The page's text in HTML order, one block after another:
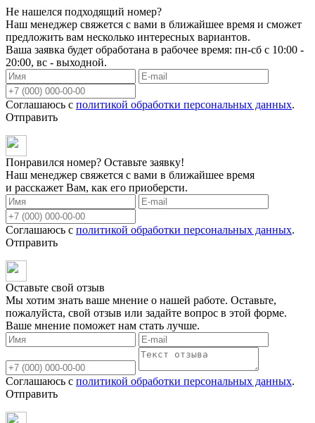
Не нашелся подходящий номер?
Наш менеджер свяжется с вами в ближайшее время и сможет
предложить вам несколько интересных вариантов.
Ваша заявка будет обработана в рабочее время: пн-сб с 10:00 -
20:00, вс - выходной.
Соглашаюсь с политикой обработки персональных данных.
Отправить
Понравился номер? Оставьте заявку!
Наш менеджер свяжется с вами в ближайшее время
и расскажет Вам, как его приоберсти.
Соглашаюсь с политикой обработки персональных данных.
Отправить
Оставьте свой отзыв
Мы хотим знать ваше мнение о нашей работе. Оставьте,
пожалуйста, свой отзыв или задайте вопрос в этой форме.
Ваше мнение поможет нам стать лучше.
Соглашаюсь с политикой обработки персональных данных.
Отправить